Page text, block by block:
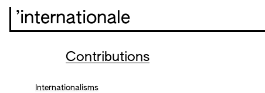
’internationale
Contributions
Internationalisms